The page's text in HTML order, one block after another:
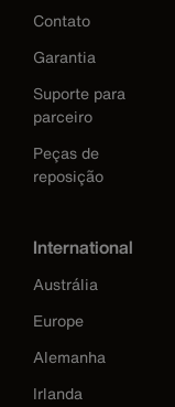
Contato
Garantia
Suporte para
parceiro
Peças de
reposição
International
Austrália
Europe
Alemanha
Irlanda